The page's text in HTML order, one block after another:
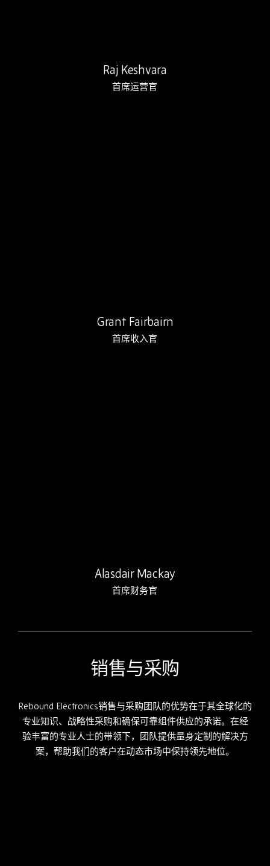
Raj Keshvara
首席运营官
Grant Fairbairn
首席收入官
Alasdair Mackay
首席财务官
销售与采购
Rebound Electronics销售与采购团队的优势在于其全球化的
专业知识、战略性采购和确保可靠组件供应的承诺。在经
验丰富的专业人士的带领下，团队提供量身定制的解决方
案，帮助我们的客户在动态市场中保持领先地位。